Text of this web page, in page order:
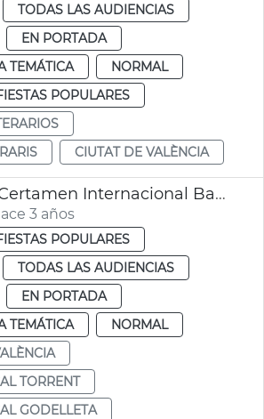
TODAS LAS AUDIENCIAS
EN PORTADA
TEMÁTICA
NORMAL
POPULARES
CIUTAT DE VALÈNCIA
Ganadores Certamen Internacional Bandas Música
3 años
POPULARES
TODAS LAS AUDIENCIAS
EN PORTADA
TEMÁTICA
NORMAL
TORRENT
GODELLETA